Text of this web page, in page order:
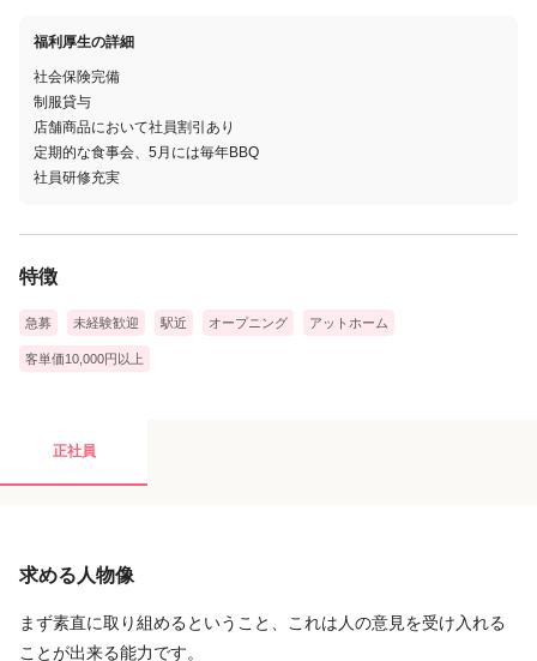
福利厚生の詳細
社会保険完備
制服貸与
店舗商品において社員割引あり
定期的な食事会、5月には毎年BBQ
社員研修充実
特徴
急募 未経験歓迎 駅近 オープニング アットホーム
客単価10,000円以上
正社員
求める人物像
まず素直に取り組めるということ、これは人の意見を受け入れる
ことが出来る能力です。